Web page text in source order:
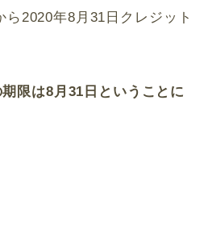
2020年8月31日クレジット
限は8月31日ということに